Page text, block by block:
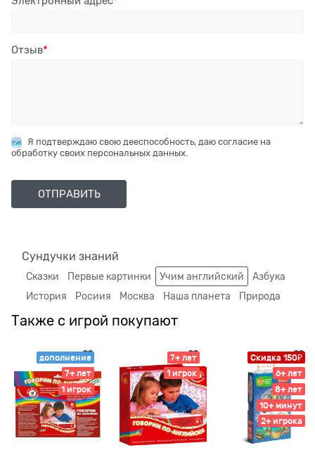
Отзыв
Я подтверждаю свою дееспособность, даю согласие на
обработку своих персональных данных.
Сундучки знаний
Сказки Первые картинки Учим английский
Азбука
История
Росиия Москва Наша планета Природа
Также с игрой покупают
дополнение
7+ лет
1 игрок
7+ лет
1 игрок
Скидка 150₽
6+ лет
8+ лет
10+ минут
2+ игрока